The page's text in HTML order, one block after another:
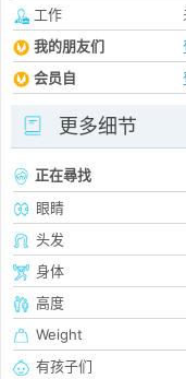
工作
我的朋友们
会员自
更多细节
正在尋找
眼睛
头发
身体
高度
Weight
有孩子们